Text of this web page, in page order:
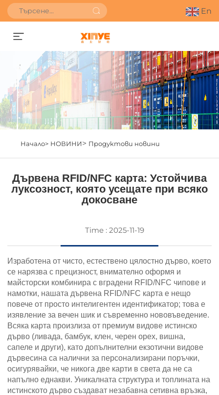
En
Получете оферта
Начало> НОВИНИ> Продуктови новини
Дървена RFID/NFC карта: Устойчива
луксозност, която усещате при всяко
докосване
Time : 2025-11-19
Изработена от чисто, естествено цялостно дърво, което
се нарязва с прецизност, внимателно оформя и
майсторски комбинира с вградени RFID/NFC чипове и
намотки, нашата дървена RFID/NFC карта е нещо
повече от просто интелигентен идентификатор; това е
изявление за вечен шик и съвременно нововъведение.
Всяка карта произлиза от премиум видове истинско
дърво (ливада, бамбук, клен, черен орех, вишна,
сапеле и други), като допълнителни екзотични видове
дървесина са налични за персонализирани поръчки,
осигурявайки, че никога две карти в света да не са
напълно еднакви. Уникалната структура и топлината на
истинското дърво създават незабавна сетивна връзка,